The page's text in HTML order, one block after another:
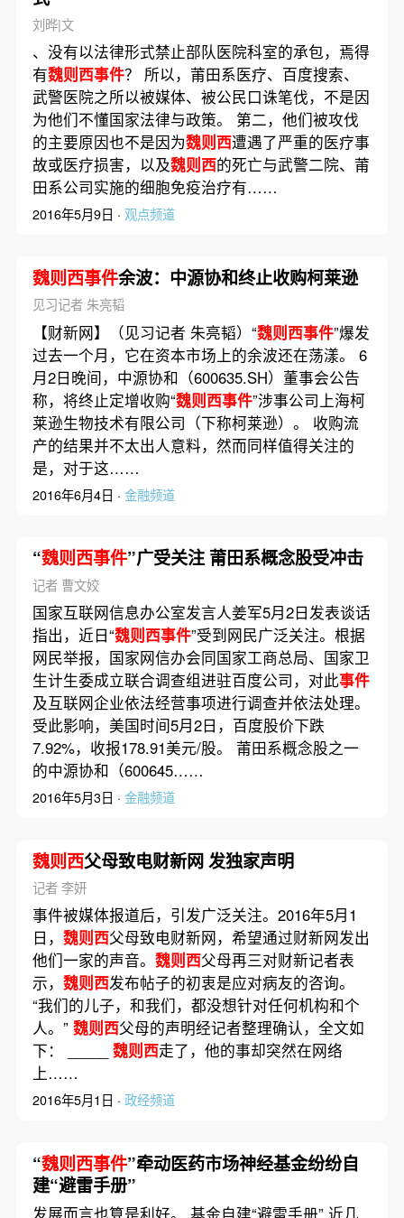
刘晔|文
、没有以法律形式禁止部队医院科室的承包，焉得
有魏则西事件？ 所以，莆田系医疗、百度搜索、
武警医院之所以被媒体、被公民口诛笔伐，不是因
为他们不懂国家法律与政策。 第二，他们被攻伐
的主要原因也不是因为魏则西遭遇了严重的医疗事
故或医疗损害，以及魏则西的死亡与武警二院、莆
田系公司实施的细胞免疫治疗有……
2016年5月9日 · 观点频道
魏则西事件余波：中源协和终止收购柯莱逊
见习记者 朱亮韬
【财新网】（见习记者 朱亮韬）“魏则西事件”爆发
过去一个月，它在资本市场上的余波还在荡漾。 6
月2日晚间，中源协和（600635.SH）董事会公告
称，将终止定增收购“魏则西事件”涉事公司上海柯
莱逊生物技术有限公司（下称柯莱逊）。 收购流
产的结果并不太出人意料，然而同样值得关注的
是，对于这……
2016年6月4日 · 金融频道
“魏则西事件”广受关注 莆田系概念股受冲击
记者 曹文姣
国家互联网信息办公室发言人姜军5月2日发表谈话
指出，近日“魏则西事件”受到网民广泛关注。根据
网民举报，国家网信办会同国家工商总局、国家卫
生计生委成立联合调查组进驻百度公司，对此事件
及互联网企业依法经营事项进行调查并依法处理。
受此影响，美国时间5月2日，百度股价下跌
7.92%，收报178.91美元/股。 莆田系概念股之一
的中源协和（600645……
2016年5月3日 · 金融频道
魏则西父母致电财新网 发独家声明
记者 李妍
事件被媒体报道后，引发广泛关注。2016年5月1
日， 魏则西父母致电财新网，希望通过财新网发出
他们一家的声音。 魏则西父母再三对财新记者表
示， 魏则西发布帖子的初衷是应对病友的咨询。
“我们的儿子，和我们，都没想针对任何机构和个
人。” 魏则西父母的声明经记者整理确认，全文如
下： _____ 魏则西走了，他的事却突然在网络
上……
2016年5月1日 · 政经频道
“魏则西事件”牵动医药市场神经基金纷纷自
建“避雷手册”
发展而言也算是利好。 基金自建“避雷手册” 近几